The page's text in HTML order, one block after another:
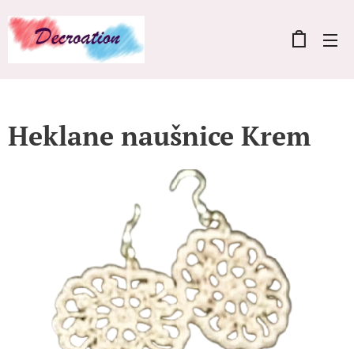
Heklane naušnice Krem